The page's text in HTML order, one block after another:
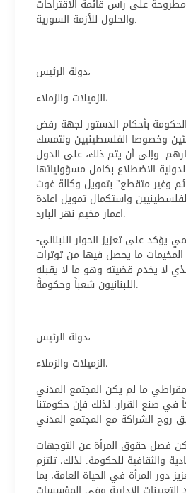
على رأس قائمة الاقتراحات
والحلول للأزمة السورية.
دولة الرئيس،
الزميلات والزملاء،
الحكومة بأحكام الدستور لجهة رفض
وخصوصا الفلسطينيين ونتمسك
وإلى أن يتم ذلك، على الدول
الاضطلاع بكامل مسؤولياتها
وغير متقطع" بتمويل وكالة غوث
واستكمال تمويل اعادة
اعمار مخيم نهر البارد.
يؤكد على تعزيز الحوار اللبناني-
ما يحصل فيها من توترات
لا يخدم قضيته وهو ما لا يقبله
اللبنانيون شعباً وحكومةً.
دولة الرئيس،
الزميلات والزملاء،
ما لم يكن المجتمع المدني
في صنع القرار. لذلك فإن حكومتنا
فصل حقوق المرأة عن التوجهات
والثقافية للحكومة. لذلك، تلتزم
دور المرأة في الحياة العامة، بما